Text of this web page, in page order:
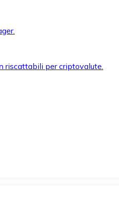
riscattabili per criptovalute.